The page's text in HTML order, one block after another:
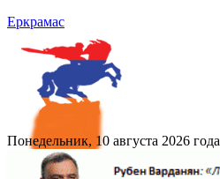
Еркрамас
Понедельник, 10 августа 2026 года